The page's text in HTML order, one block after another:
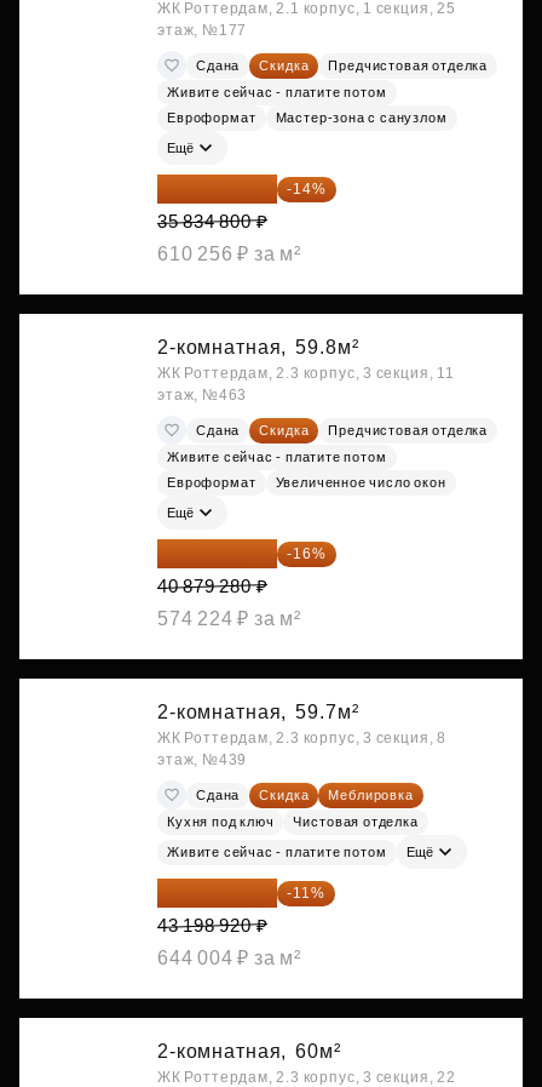
ЖК Роттердам, 2.1 корпус, 1 секция, 25
этаж, №177
Сдана Скидка
Предчистовая отделка
Живите сейчас - платите потом
Евроформат
Мастер-зона с санузлом
Ещё
30 817 928 ₽ -14%
35 834 800 ₽
610 256 ₽ за м²
2-комнатная, 59.8м²
ЖК Роттердам, 2.3 корпус, 3 секция, 11
этаж, №463
Сдана Скидка
Предчистовая отделка
Живите сейчас - платите потом
Евроформат
Увеличенное число окон
Ещё
34 338 595 ₽ -16%
40 879 280 ₽
574 224 ₽ за м²
2-комнатная, 59.7м²
ЖК Роттердам, 2.3 корпус, 3 секция, 8
этаж, №439
Сдана Скидка
Меблировка
Кухня под ключ
Чистовая отделка
Живите сейчас - платите потом Ещё
38 447 039 ₽ -11%
43 198 920 ₽
644 004 ₽ за м²
2-комнатная, 60м²
ЖК Роттердам, 2.3 корпус, 3 секция, 22